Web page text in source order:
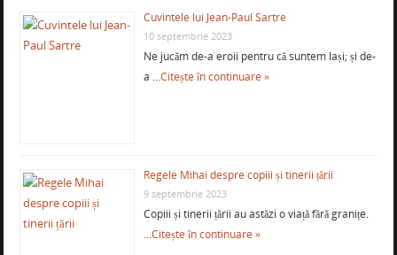
Cuvintele lui Jean-Paul Sartre
10 septembrie 2023
Ne jucăm de-a eroii pentru că suntem lași; și de-
a …Citește în continuare »
Regele Mihai despre copiii și tinerii țării
9 septembrie 2023
Copiii și tinerii țării au astăzi o viață fără granițe.
…Citește în continuare »